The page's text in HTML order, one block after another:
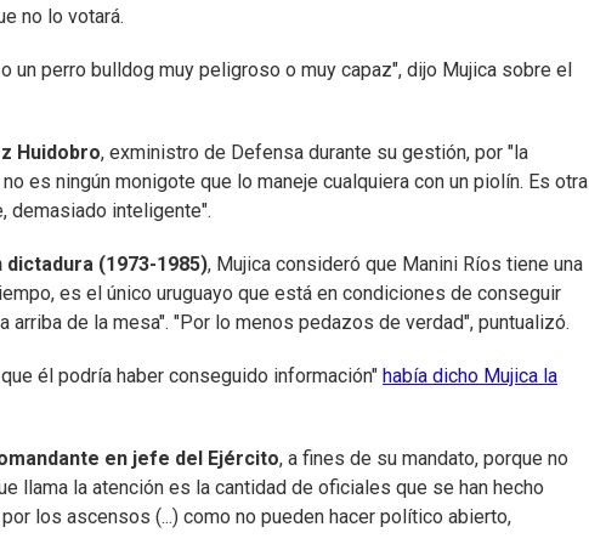
no lo votará.
un perro bulldog muy peligroso o muy capaz", dijo Mujica sobre el
Huidobro, exministro de Defensa durante su gestión, por "la
es ningún monigote que lo maneje cualquiera con un piolín. Es otra
demasiado inteligente".
(1973-1985), Mujica consideró que Manini Ríos tiene una
es el único uruguayo que está en condiciones de conseguir
de la mesa". "Por lo menos pedazos de verdad", puntualizó.
él podría haber conseguido información" había dicho Mujica la
en jefe del Ejército, a fines de su mandato, porque no
llama la atención es la cantidad de oficiales que se han hecho
los ascensos (...) como no pueden hacer político abierto,